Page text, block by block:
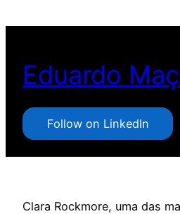
conteúdo
Eduardo
Follow on LinkedIn
Clara Rockmore, uma das